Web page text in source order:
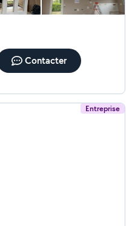
Contacter
Entreprise